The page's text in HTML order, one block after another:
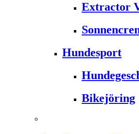
Extractor
Hundesport
Bikejöring